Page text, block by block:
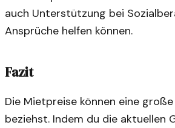
auch Unterstützung bei
Ansprüche helfen können.
Fazit
Die Mietpreise können eine
beziehst. Indem du die aktuellen